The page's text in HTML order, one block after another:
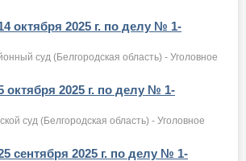
октября 2025 г. по делу № 1-
суд (Белгородская область) - Уголовное
октября 2025 г. по делу № 1-
суд (Белгородская область) - Уголовное
сентября 2025 г. по делу № 1-